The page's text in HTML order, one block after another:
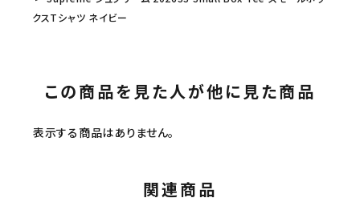
クスTシャツ ネイビー
この商品を見た人が他に見た商品
表示する商品はありません。
関連商品